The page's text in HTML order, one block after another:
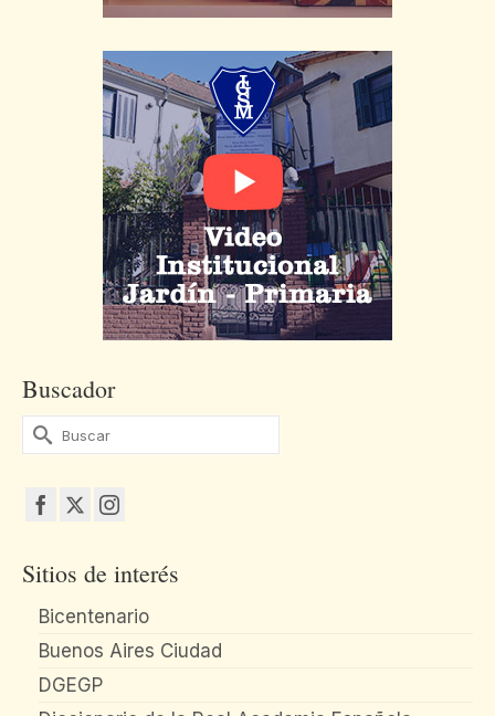
Buscador
Buscar
por:
Sitios de interés
Bicentenario
Buenos Aires Ciudad
DGEGP